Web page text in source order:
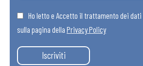
Ho letto e Accetto il trattamento dei
sulla pagina della Privacy Policy
Iscriviti